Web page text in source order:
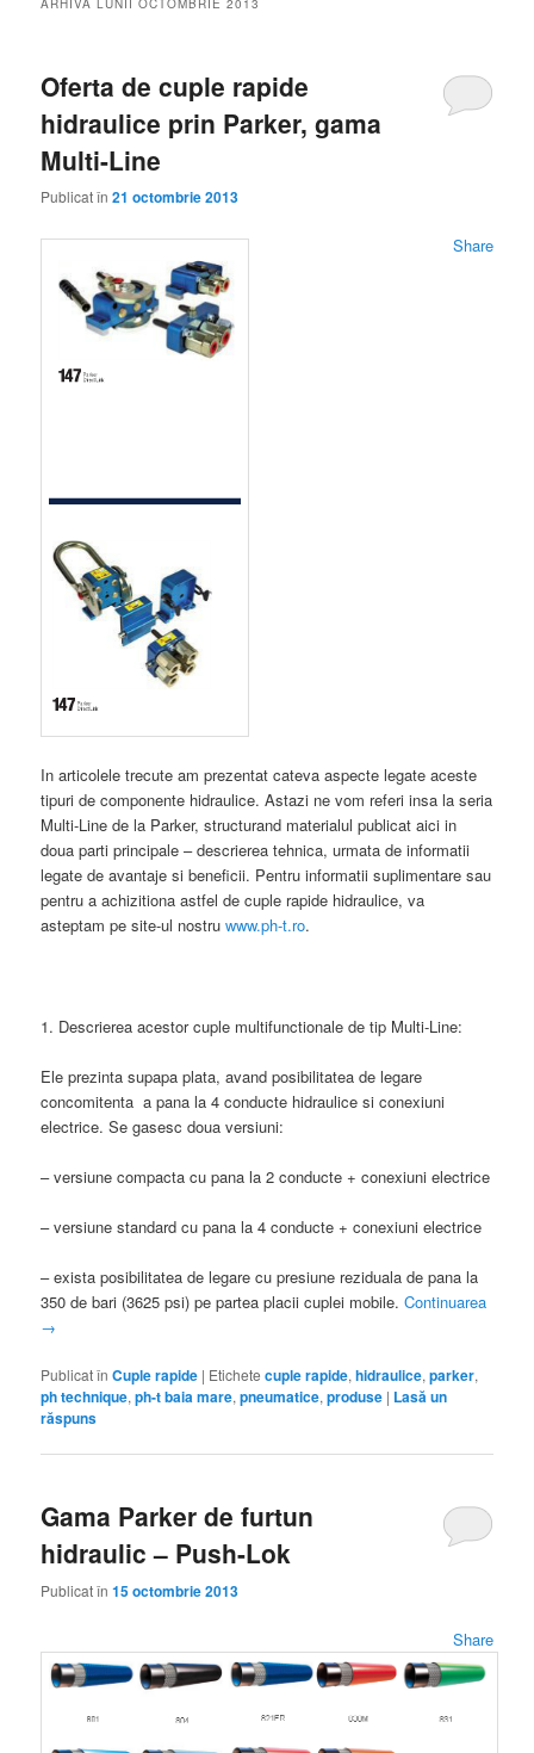
Oferta de cuple rapide
hidraulice prin Parker, gama
Multi-Line
Publicat în21 octombrie 2013
Share
In articolele trecute am prezentat cateva aspecte legate aceste
tipuri de componente hidraulice. Astazi ne vom referi insa la seria
Multi-Line de la Parker, structurand materialul publicat aici in
doua parti principale – descrierea tehnica, urmata de informatii
legate de avantaje si beneficii. Pentru informatii suplimentare sau
pentru a achizitiona astfel de cuple rapide hidraulice, va
asteptam pe site-ul nostruwww.ph-t.ro.
1. Descrierea acestor cuple multifunctionale de tip Multi-Line:
Ele prezinta supapa plata, avand posibilitatea de legare
concomitenta a pana la 4 conducte hidraulice si conexiuni
electrice. Se gasesc doua versiuni:
– versiune compacta cu pana la 2 conducte + conexiuni electrice
– versiune standard cu pana la 4 conducte + conexiuni electrice
– exista posibilitatea de legare cu presiune reziduala de pana la
350 de bari (3625 psi) pe partea placii cuplei mobile.Continuarea
→
Publicat în Cuple rapide | Etichete cuple rapide,hidraulice,parker,
ph technique,ph-t baia mare,pneumatice,produse | Lasă un
răspuns
Gama Parker de furtun
hidraulic – Push-Lok
Publicat în15 octombrie 2013
Share